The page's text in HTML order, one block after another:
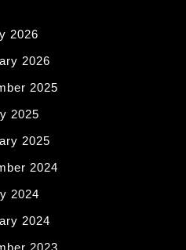
2026
2026
2025
2025
2025
2024
2024
2024
2023